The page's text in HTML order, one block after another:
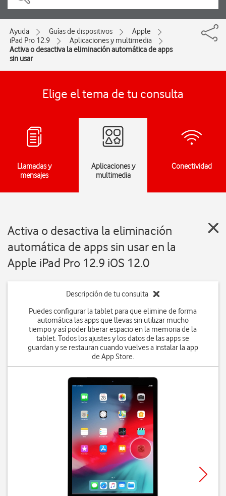
Ayuda Guías de dispositivos
Apple
iPad Pro 12.9
Aplicaciones y multimedia
Activa o desactiva la eliminación automática de apps
sin usar
Elige el tema de tu consulta
Llamadas y
mensajes
Aplicaciones y
multimedia
Conectividad
Activa o desactiva la eliminación
automática de apps sin usar en la
Apple iPad Pro 12.9 iOS 12.0
Descripción de tu consulta
Puedes configurar la tablet para que elimine de forma
automática las apps que llevas sin utilizar mucho
tiempo y así poder liberar espacio en la memoria de la
tablet. Todos los ajustes y los datos de las apps se
guardan y se restauran cuando vuelves a instalar la app
de App Store.